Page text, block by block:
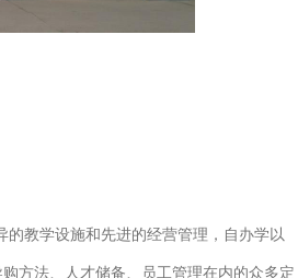
教学设施和先进的经营管理，自办学以
方法、人才储备、员工管理在内的众多定